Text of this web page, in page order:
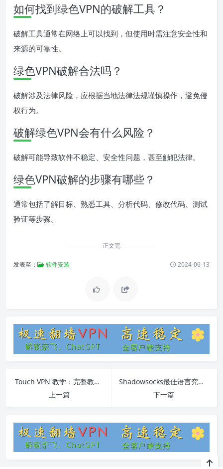
如何找到绿色VPN的破解工具？
破解工具通常在网络上可以找到，但使用时需注意安全性和
来源的可靠性。
绿色VPN破解合法吗？
破解涉及法律风险，应根据当地法律法规谨慎操作，避免侵
权行为。
破解绿色VPN会有什么风险？
破解可能导致软件不稳定、安全性问题，甚至触犯法律。
绿色VPN破解的步骤有哪些？
通常包括了解目标、熟悉工具、分析代码、修改代码、测试
验证等步骤。
正文完
发表至： 软件安装 2024-06-13
Touch VPN 教学：完整教程与常见问题解答
上一篇
Shadowsocks最佳语言究竟是哪种
下一篇